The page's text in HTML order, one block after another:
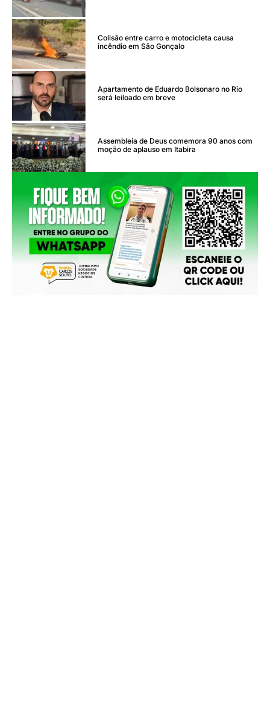
Colisão entre carro e motocicleta causa
incêndio em São Gonçalo
Apartamento de Eduardo Bolsonaro no Rio
será leiloado em breve
Assembleia de Deus comemora 90 anos com
moção de aplauso em Itabira